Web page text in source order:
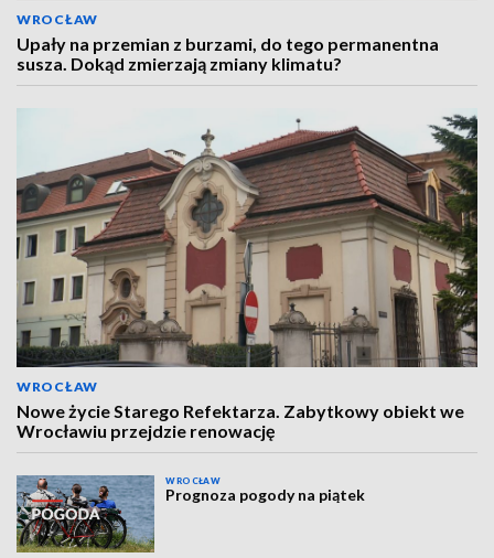
WROCŁAW
Upały na przemian z burzami, do tego permanentna
susza. Dokąd zmierzają zmiany klimatu?
WROCŁAW
Nowe życie Starego Refektarza. Zabytkowy obiekt we
Wrocławiu przejdzie renowację
WROCŁAW
Prognoza pogody na piątek